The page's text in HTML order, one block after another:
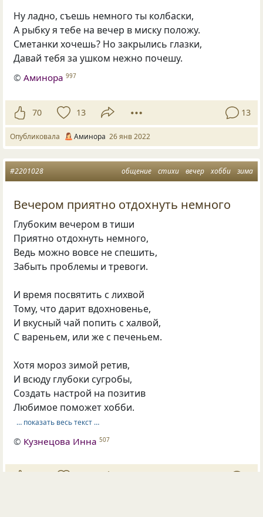
Ну ладно, съешь немного ты колбаски,
А рыбку я тебе на вечер в миску положу.
Сметанки хочешь? Но закрылись глазки,
Давай тебя за ушком нежно почешу.
©Аминора 997
70 13 13
Опубликовала Аминора 26 янв 2022
общение стихи вечер хобби зима
#2201028
Вечером приятно отдохнуть немного
Глубоким вечером в тиши
Приятно отдохнуть немного,
Ведь можно вовсе не спешить,
Забыть проблемы и тревоги.
И время посвятить с лихвой
Тому, что дарит вдохновенье,
И вкусный чай попить с халвой,
С вареньем, или же с печеньем.
Хотя мороз зимой ретив,
И всюду глубоки сугробы,
Создать настрой на позитив
Любимое поможет хобби.
… показать весь текст …
© Кузнецова Инна 507